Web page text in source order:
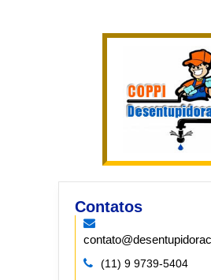
Contatos
(11) 9 9739-5404